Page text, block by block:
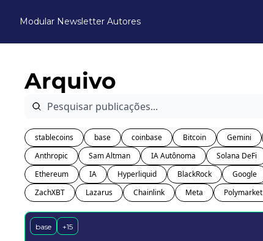
Modular Newsletter Autores
Arquivo
stablecoins base coinbase Bitcoin Gemini
Anthropic
Sam Altman IA Autônoma Solana DeFi
Ethereum
IA Hyperliquid BlackRock Google
ZachXBT
Lazarus Chainlink Meta Polymarket
base +15